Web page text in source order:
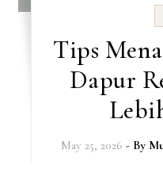
Tips
Dapur
May 25, 2026 - By